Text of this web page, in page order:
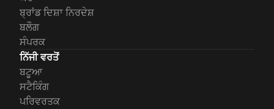
ਬ੍ਰਾਂਡ ਦਿਸ਼ਾ ਨਿਰਦੇਸ਼
ਬਲੌਗ
ਸੰਪਰਕ
ਨਿੱਜੀ ਵਰਤੋਂ
ਬਟੂਆ
ਸਟੈਕਿੰਗ
ਪਰਿਵਰਤਕ